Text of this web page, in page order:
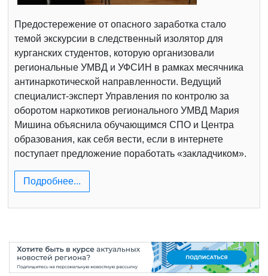
Предостережение от опасного заработка стало
темой экскурсии в следственный изолятор для
курганских студентов, которую организовали
региональные УМВД и УФСИН в рамках месячника
антинаркотической направленности. Ведущий
специалист-эксперт Управления по контролю за
оборотом наркотиков регионального УМВД Мария
Мишина объяснила обучающимся СПО и Центра
образования, как себя вести, если в интернете
поступает предложение поработать «закладчиком».
Подробнее...